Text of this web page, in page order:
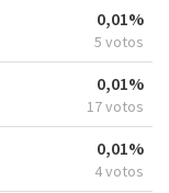
0,01%
5 votos
0,01%
17 votos
0,01%
4 votos